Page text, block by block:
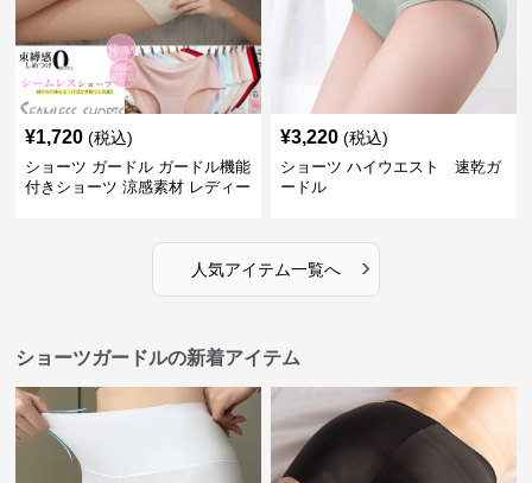
¥1,720 (税込)
ショーツ ガードル ガードル機能
付きショーツ 涼感素材 レディー
¥3,220 (税込)
ショーツ ハイウエスト 速乾ガ
ードル
人気アイテム一覧へ ›
ショーツガードルの新着アイテム